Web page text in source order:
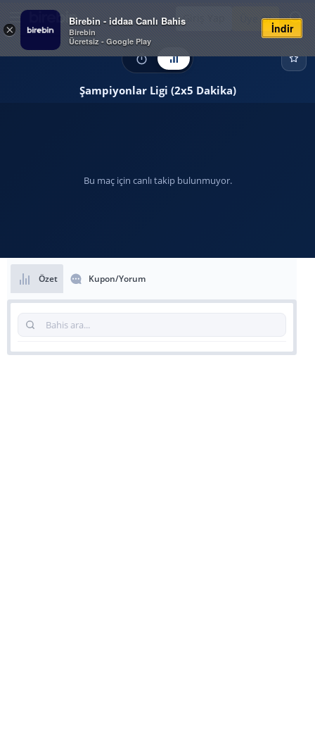
×
Birebin - iddaa Canlı Bahis
Birebin
Ücretsiz - Google Play
İndir
Giriş Yap Üye Ol
Şampiyonlar Ligi (2x5 Dakika)
Bu maç için canlı takip bulunmuyor.
Özet Kupon/Yorum